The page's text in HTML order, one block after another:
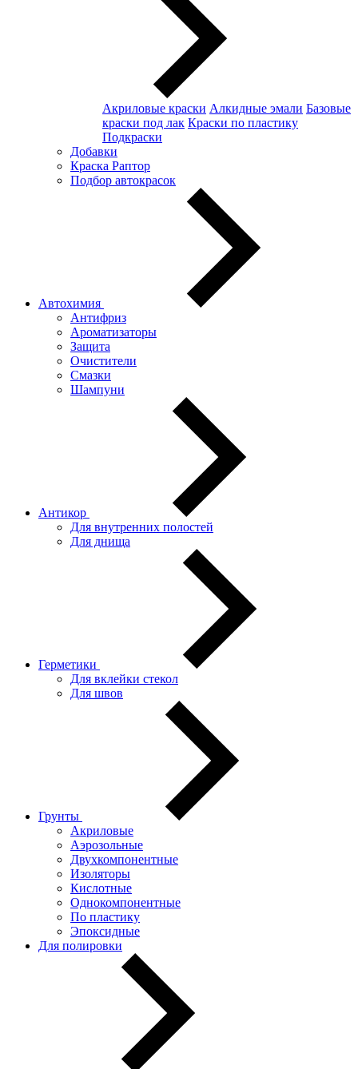
Акриловые краски Алкидные эмали Базовые
краски под лак Краски по пластику
Подкраски
Добавки
Краска Раптор
Подбор автокрасок
Автохимия
Антифриз
Ароматизаторы
Защита
Очистители
Смазки
Шампуни
Антикор
Для внутренних полостей
Для днища
Герметики
Для вклейки стекол
Для швов
Грунты
Акриловые
Аэрозольные
Двухкомпонентные
Изоляторы
Кислотные
Однокомпонентные
По пластику
Эпоксидные
Для полировки